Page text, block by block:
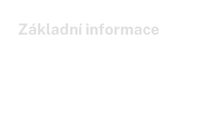
Základní informace